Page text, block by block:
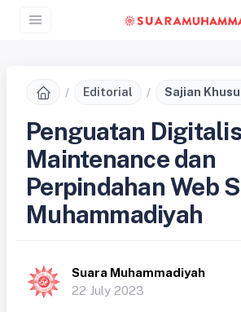
Editorial Sajian
Penguatan
Maintenance dan
Perpindahan Web
Muhammadiyah
Suara Muhammadiyah
22 July 2023